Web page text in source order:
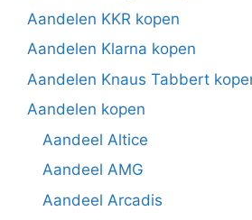
Aandelen KKR kopen
Aandelen Klarna kopen
Aandelen Knaus Tabbert
Aandelen kopen
Aandeel Altice
Aandeel AMG
Aandeel Arcadis